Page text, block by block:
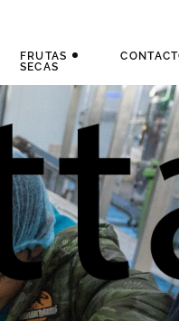
FRUTAS
SECAS